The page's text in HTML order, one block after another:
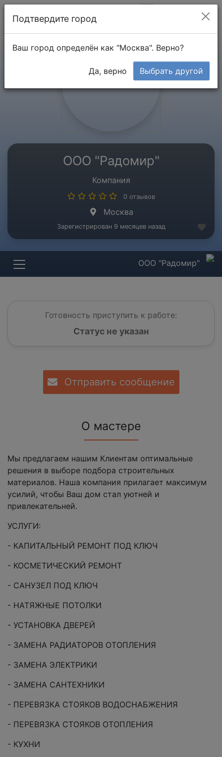
ООО "Радомир"
Компания
0 отзывов
Москва
Зарегистрирован 9 месяцев назад
ООО "Радомир"
Готовность приступить к работе:
Статус не указан
Отправить сообщение
О мастере
Мы предлагаем нашим Клиентам оптимальные
решения в выборе подбора строительных
материалов. Наша компания прилагает максимум
усилий, чтобы Ваш дом стал уютней и
привлекательней.
УСЛУГИ:
- КАПИТАЛЬНЫЙ РЕМОНТ ПОД КЛЮЧ
- КОСМЕТИЧЕСКИЙ РЕМОНТ
- САНУЗЕЛ ПОД КЛЮЧ
- НАТЯЖНЫЕ ПОТОЛКИ
- УСТАНОВКА ДВЕРЕЙ
- ЗАМЕНА РАДИАТОРОВ ОТОПЛЕНИЯ
- ЗАМЕНА ЭЛЕКТРИКИ
- ЗАМЕНА САНТЕХНИКИ
- ПЕРЕВЯЗКА СТОЯКОВ ВОДОСНАБЖЕНИЯ
- ПЕРЕВЯЗКА СТОЯКОВ ОТОПЛЕНИЯ
- КУХНИ
Подтвердите город
Ваш город определён как "Москва". Верно?
Да, верно Выбрать другой